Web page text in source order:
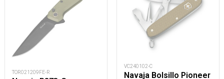
TOR021209FE-R
VC240102-C
Navaja Bolsillo Pioneer